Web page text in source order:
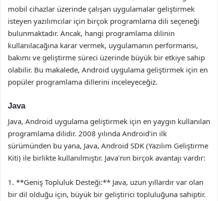
mobil cihazlar üzerinde çalışan uygulamalar geliştirmek
isteyen yazılımcılar için birçok programlama dili seçeneği
bulunmaktadır. Ancak, hangi programlama dilinin
kullanılacağına karar vermek, uygulamanın performansı,
bakımı ve geliştirme süreci üzerinde büyük bir etkiye sahip
olabilir. Bu makalede, Android uygulama geliştirmek için en
popüler programlama dillerini inceleyeceğiz.
Java
Java, Android uygulama geliştirmek için en yaygın kullanılan
programlama dilidir. 2008 yılında Android’in ilk
sürümünden bu yana, Java, Android SDK (Yazılım Geliştirme
Kiti) ile birlikte kullanılmıştır. Java’nın birçok avantajı vardır:
1. **Geniş Topluluk Desteği:** Java, uzun yıllardır var olan
bir dil olduğu için, büyük bir geliştirici topluluğuna sahiptir.